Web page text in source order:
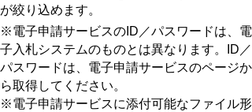
が絞り込めます。
※電子申請サービスのID／パスワードは、電
子入札システムのものとは異なります。
ID／
パスワードは、電子申請サービスのページか
ら取得してください。
※電子申請サービスに添付可能なファイル形